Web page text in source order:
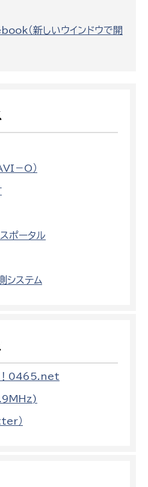
（新しいウインドウで開
－O）
ポータル
システム
！0465.net
）